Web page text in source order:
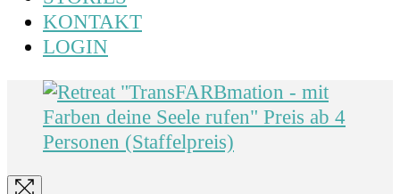
KONTAKT
LOGIN